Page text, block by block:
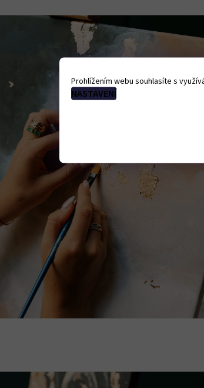
Prohlížením webu souhlasíte s
NASTAVENÍ